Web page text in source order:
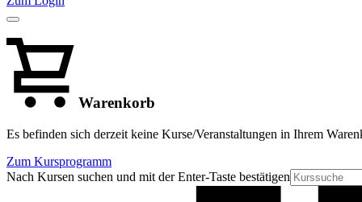
Warenkorb
Es befinden sich derzeit keine Kurse/Veranstaltungen in Ihrem
Zum Kursprogramm
Nach Kursen suchen und mit der Enter-Taste bestätigen